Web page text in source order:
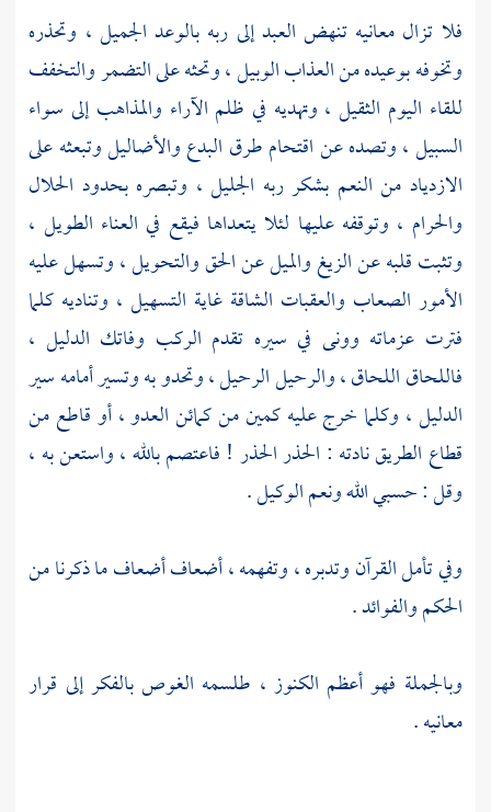
فلا تزال معانيه تنهض العبد إلى ربه بالوعد الجميل ، وتحذره
وتخوفه بوعيده من العذاب الوبيل ، وتحثه على التضمر والتخفف
للقاء اليوم الثقيل ، وتهديه في ظلم الآراء والمذاهب إلى سواء
السبيل ، وتصده عن اقتحام طرق البدع والأضاليل وتبعثه على
الازدياد من النعم بشكر ربه الجليل ، وتبصره بحدود الحلال
والحرام ، وتوقفه عليها لئلا يتعداها فيقع في العناء الطويل ،
وتثبت قلبه عن الزيغ والميل عن الحق والتحويل ، وتسهل عليه
الأمور الصعاب والعقبات الشاقة غاية التسهيل ، وتناديه كلما
فترت عزماته وونى في سيره تقدم الركب وفاتك الدليل ،
فاللحاق اللحاق ، والرحيل الرحيل ، وتحدو به وتسير أمامه سير
الدليل ، وكلما خرج عليه كمين من كمائن العدو ، أو قاطع من
قطاع الطريق نادته : الحذر الحذر ! فاعتصم بالله ، واستعن به ،
وقل : حسبي الله ونعم الوكيل .
وفي تأمل القرآن وتدبره ، وتفهمه ، أضعاف أضعاف ما ذكرنا من
الحكم والفوائد .
وبالجملة فهو أعظم الكنوز ، طلسمه الغوص بالفكر إلى قرار
معانيه .